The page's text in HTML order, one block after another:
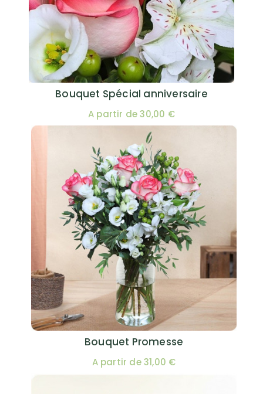
Bouquet Spécial anniversaire
A partir de 30,00 €
Bouquet Promesse
A partir de 31,00 €